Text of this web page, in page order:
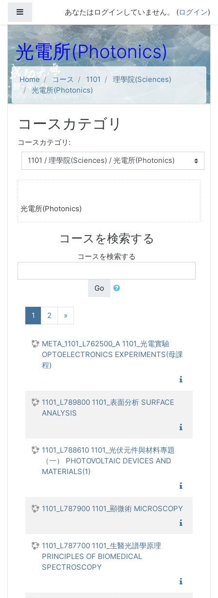
サイドパネルあなたはログインしていません。 (ログイン)
光電所(Photonics)
Home コース 1101
理學院(Sciences)
光電所(Photonics)
コースカテゴリ
コースカテゴリ:
光電所(Photonics)
コースを検索する
コースを検索する
Go
1 (現在)
2 »
META_1101_L762500_A 1101_光電實驗
OPTOELECTRONICS EXPERIMENTS(母課
程)
1101_L789800 1101_表面分析 SURFACE
ANALYSIS
1101_L788610 1101_光伏元件與材料專題
（一） PHOTOVOLTAIC DEVICES AND
MATERIALS(1)
1101_L787900 1101_顯微術 MICROSCOPY
1101_L787700 1101_生醫光譜學原理
PRINCIPLES OF BIOMEDICAL
SPECTROSCOPY